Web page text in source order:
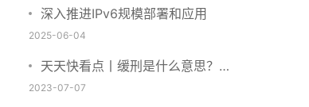
深入推进IPv6规模部署和应用
2025-06-04
天天快看点丨缓刑是什么意思？缓
刑需要坐牢吗？
2023-07-07